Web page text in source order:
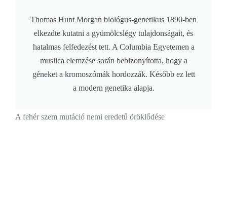
Thomas Hunt Morgan biológus-genetikus 1890-ben
elkezdte kutatni a gyümölcslégy tulajdonságait, és
hatalmas felfedezést tett. A Columbia Egyetemen a
muslica elemzése során bebizonyította, hogy a
géneket a kromoszómák hordozzák. Később ez lett
a modern genetika alapja.
A fehér szem mutáció nemi eredetű öröklődése